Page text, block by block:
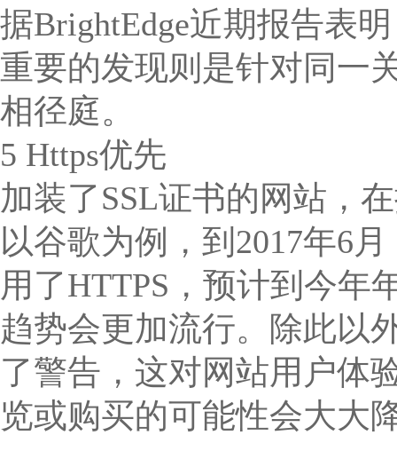
据BrightEdge近期报告表
重要的发现则是针对同一
相径庭。
5 Https优先
加装了SSL证书的网站，
以谷歌为例，到2017年6
用了HTTPS，预计到今年
趋势会更加流行。除此以
了警告，这对网站用户体
览或购买的可能性会大大